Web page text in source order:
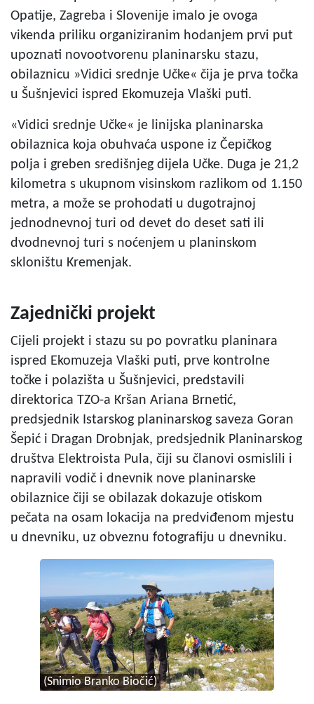
Opatije, Zagreba i Slovenije imalo je ovoga
vikenda priliku organiziranim hodanjem prvi put
upoznati novootvorenu planinarsku stazu,
obilaznicu »Vidici srednje Učke« čija je prva točka
u Šušnjevici ispred Ekomuzeja Vlaški puti.
«Vidici srednje Učke« je linijska planinarska
obilaznica koja obuhvaća uspone iz Čepičkog
polja i greben središnjeg dijela Učke. Duga je 21,2
kilometra s ukupnom visinskom razlikom od 1.150
metra, a može se prohodati u dugotrajnoj
jednodnevnoj turi od devet do deset sati ili
dvodnevnoj turi s noćenjem u planinskom
skloništu Kremenjak.
Zajednički projekt
Cijeli projekt i stazu su po povratku planinara
ispred Ekomuzeja Vlaški puti, prve kontrolne
točke i polazišta u Šušnjevici, predstavili
direktorica TZO-a Kršan Ariana Brnetić,
predsjednik Istarskog planinarskog saveza Goran
Šepić i Dragan Drobnjak, predsjednik Planinarskog
društva Elektroista Pula, čiji su članovi osmislili i
napravili vodič i dnevnik nove planinarske
obilaznice čiji se obilazak dokazuje otiskom
pečata na osam lokacija na predviđenom mjestu
u dnevniku, uz obveznu fotografiju u dnevniku.
(Snimio Branko Biočić)